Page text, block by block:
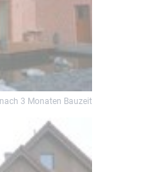
3 Monaten Bauzeit